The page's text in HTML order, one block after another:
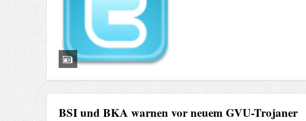
BSI und BKA warnen vor neuem GVU-Trojaner